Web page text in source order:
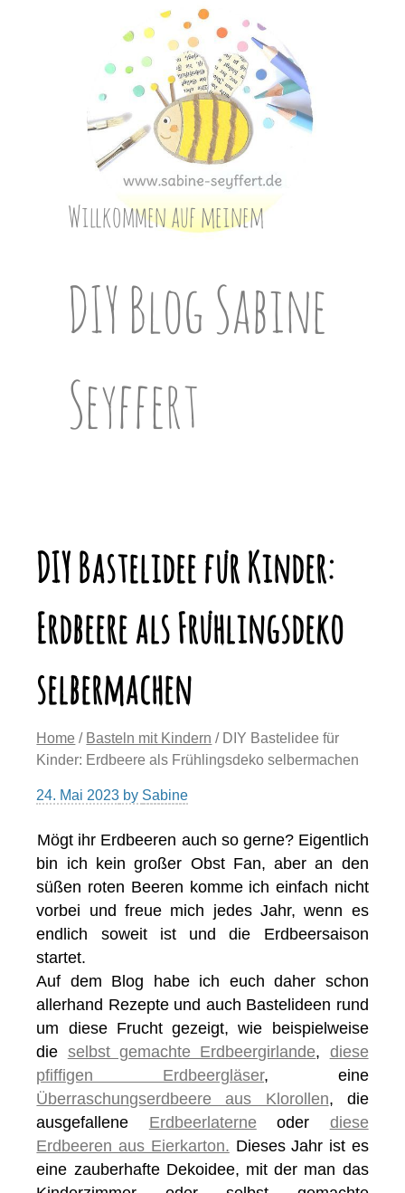
Willkommen auf meinem
DIY Blog Sabine
Seyffert
DIY Bastelidee für Kinder:
Erdbeere als Frühlingsdeko
selbermachen
Home / Basteln mit Kindern / DIY Bastelidee für
Kinder: Erdbeere als Frühlingsdeko selbermachen
24. Mai 2023 by Sabine
Mögt ihr Erdbeeren auch so gerne? Eigentlich
bin ich kein großer Obst Fan, aber an den
süßen roten Beeren komme ich einfach nicht
vorbei und freue mich jedes Jahr, wenn es
endlich soweit ist und die Erdbeersaison
startet.
Auf dem Blog habe ich euch daher schon
allerhand Rezepte und auch Bastelideen rund
um diese Frucht gezeigt, wie beispielweise
die selbst gemachte Erdbeergirlande, diese
pfiffigen Erdbeergläser, eine
Überraschungserdbeere aus Klorollen, die
ausgefallene Erdbeerlaterneoder diese
Erdbeeren aus Eierkarton. Dieses Jahr ist es
eine zauberhafte Dekoidee, mit der man das